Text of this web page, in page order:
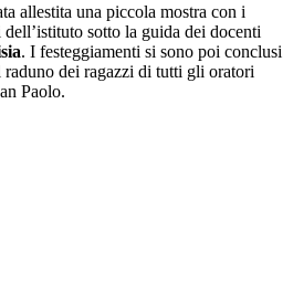
allestita una piccola mostra con i
sotto la guida dei docenti
. I festeggiamenti si sono poi conclusi
dei ragazzi di tutti gli oratori
Paolo.